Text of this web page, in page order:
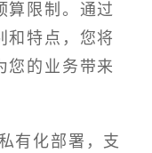
算限制。通过
和特点，您将
您的业务带来
有化部署，支